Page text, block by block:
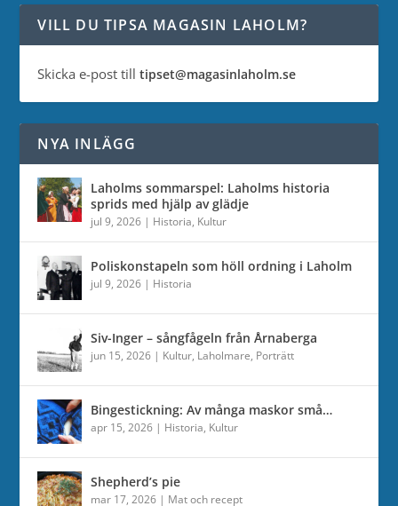
VILL DU TIPSA MAGASIN LAHOLM?
Skicka e-post tilltipset@magasinlaholm.se
NYA INLÄGG
Laholms sommarspel: Laholms historia
sprids med hjälp av glädje
jul 9, 2026 | Historia, Kultur
Poliskonstapeln som höll ordning i Laholm
jul 9, 2026 | Historia
Siv-Inger – sångfågeln från Årnaberga
jun 15, 2026 | Kultur, Laholmare, Porträtt
Bingestickning: Av många maskor små…
apr 15, 2026 | Historia, Kultur
Shepherd’s pie
mar 17, 2026 | Mat och recept